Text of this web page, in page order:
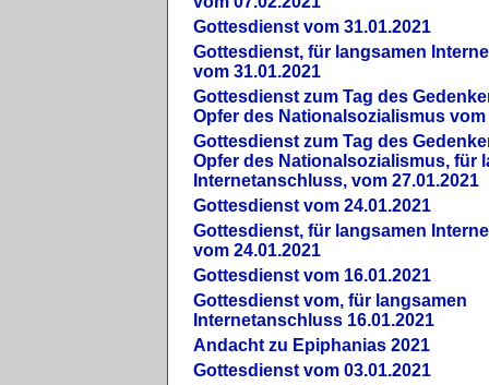
Gottesdienst vom 31.01.2021
Gottesdienst, für langsamen
vom 31.01.2021
Gottesdienst zum Tag des
Opfer des Nationalsozialismus vom
Gottesdienst zum Tag des
Opfer des Nationalsozialismus, für
Internetanschluss, vom 27.01.2021
Gottesdienst vom 24.01.2021
Gottesdienst, für langsamen
vom 24.01.2021
Gottesdienst vom 16.01.2021
Gottesdienst vom, für langsamen
Internetanschluss 16.01.2021
Andacht zu Epiphanias 2021
Gottesdienst vom 03.01.2021